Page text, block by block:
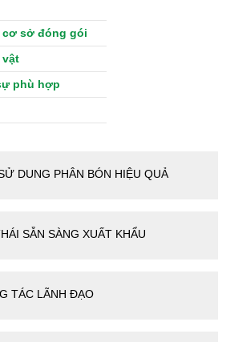
cơ sở đóng gói
vật
phù hợp
DUNG PHÂN BÓN HIỆU QUẢ
SẴN SÀNG XUẤT KHẨU
TÁC LÃNH ĐẠO